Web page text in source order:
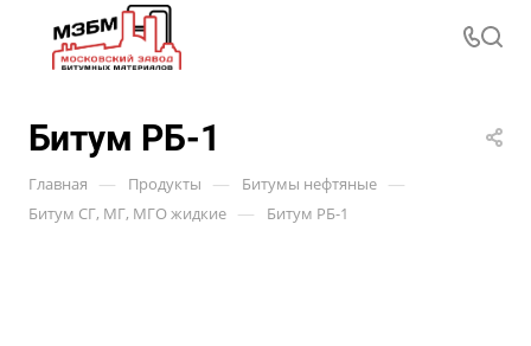
Битум РБ-1
Главная — Продукты — Битумы нефтяные —
Битум СГ, МГ, МГО жидкие — Битум РБ-1